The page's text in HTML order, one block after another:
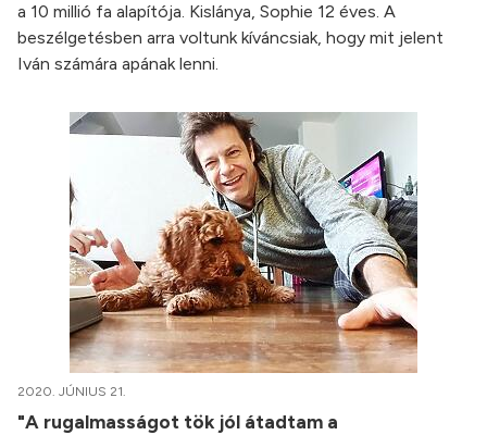
a 10 millió fa alapítója. Kislánya, Sophie 12 éves. A
beszélgetésben arra voltunk kíváncsiak, hogy mit jelent
Iván számára apának lenni.
2020. JÚNIUS 21.
"A rugalmasságot tök jól átadtam a